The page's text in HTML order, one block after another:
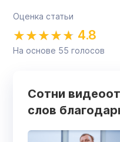
Оценка статьи
4.8
На основе 55 голосов
Сотни
слов